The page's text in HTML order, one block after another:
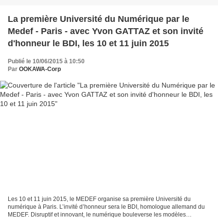
La première Université du Numérique par le
Medef - Paris - avec Yvon GATTAZ et son invité
d'honneur le BDI, les 10 et 11 juin 2015
Publié le 10/06/2015 à 10:50
Par OOKAWA-Corp
Les 10 et 11 juin 2015, le MEDEF organise sa première Université du
numérique à Paris. L’invité d’honneur sera le BDI, homologue allemand du
MEDEF. Disruptif et innovant, le numérique bouleverse les modèles